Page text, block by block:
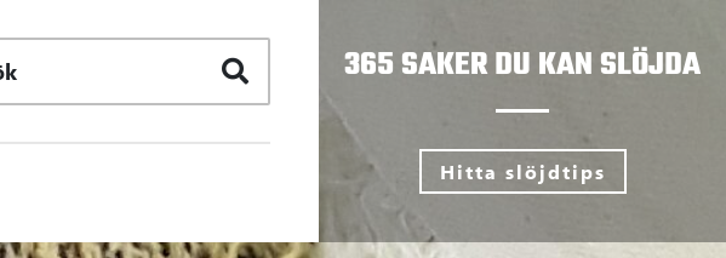
365 SAKER DU KAN SLÖJDA
Hitta slöjdtips